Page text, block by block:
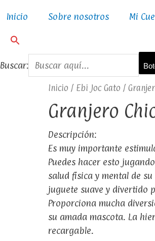
Inicio Sobre nosotros Mi
Buscar:
Inicio / Ebi Joc Gato /
Granjero
Descripción:
Es muy importante
Puedes hacer esto
salud física y mental de
juguete suave y divertido
Proporciona mucha
su amada mascota. La
recargable.